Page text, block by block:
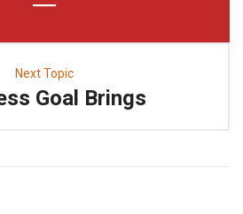
Next Topic
Goal Brings